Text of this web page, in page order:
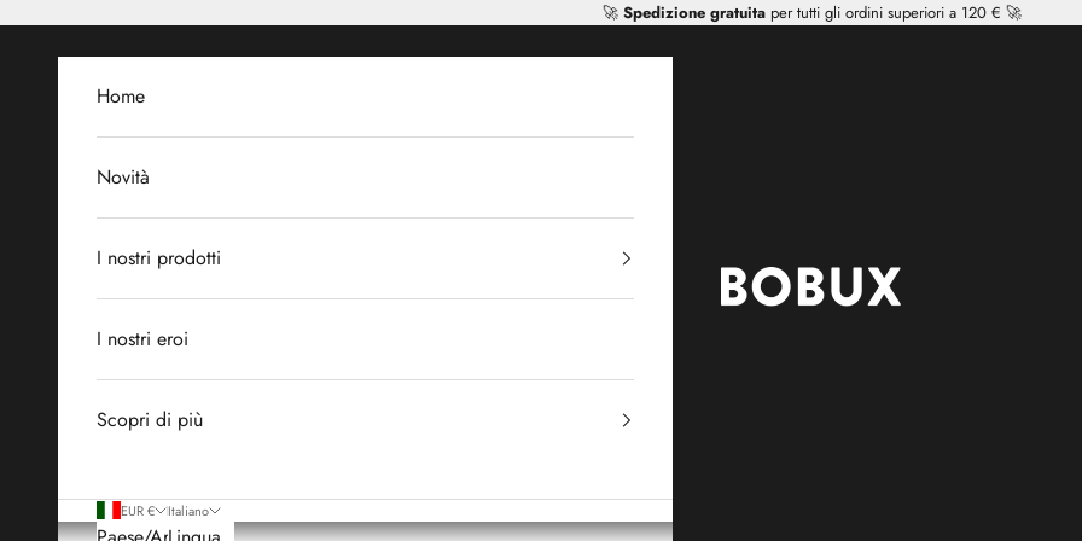
🚀 Spedizione gratuitaper tutti gli ordini superiori a 120 € 🚀
Mr Tiggle - Distributor
Home
Novità
I nostri prodotti
I nostri eroi
Scopri di più
EUR € Italiano